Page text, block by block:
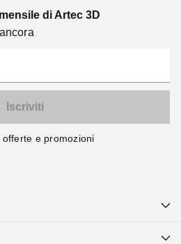
di Artec 3D
e promozioni